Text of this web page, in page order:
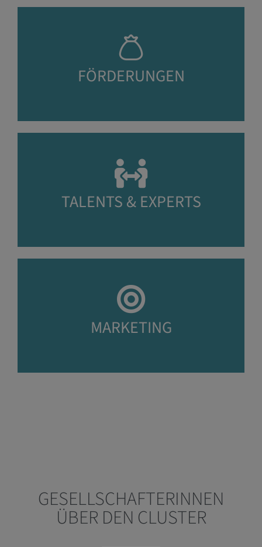
FÖRDERUNGEN
TALENTS & EXPERTS
MARKETING
GESELLSCHAFTERINNEN
ÜBER DEN CLUSTER